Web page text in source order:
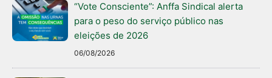
“Vote Consciente”: Anffa Sindical alerta
para o peso do serviço público nas
eleições de 2026
06/08/2026